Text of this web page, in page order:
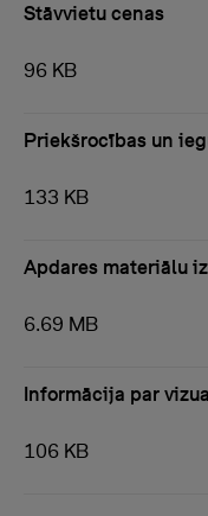
Stāvvietu cenas
96 KB
Priekšrocības un
133 KB
Apdares materiālu
6.69 MB
Informācija par
106 KB